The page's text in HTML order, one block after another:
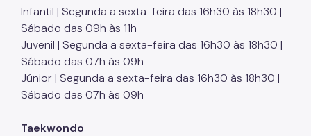
Infantil | Segunda a sexta-feira das 16h30 às 18h30 |
Sábado das 09h às 11h
Juvenil | Segunda a sexta-feira das 16h30 às 18h30 |
Sábado das 07h às 09h
Júnior | Segunda a sexta-feira das 16h30 às 18h30 |
Sábado das 07h às 09h
Taekwondo